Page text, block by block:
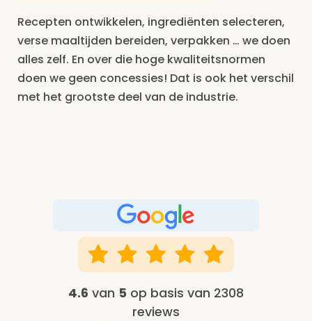
Recepten ontwikkelen, ingrediënten selecteren,
verse maaltijden bereiden, verpakken … we doen
alles zelf. En over die hoge kwaliteitsnormen
doen we geen concessies! Dat is ook het verschil
met het grootste deel van de industrie.
4.6 van 5 op basis van 2308
reviews